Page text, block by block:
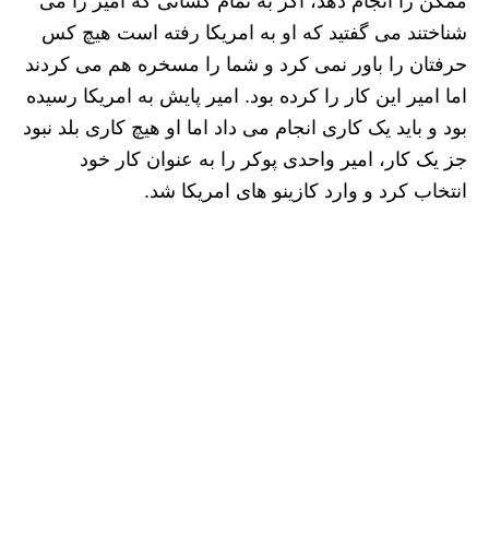
شناختند می گفتید که او به امریکا رفته است هیچ کس
حرفتان را باور نمی کرد و شما را مسخره هم می کردند
اما امیر این کار را کرده بود. امیر پایش به امریکا رسیده
بود و باید یک کاری انجام می داد اما او هیچ کاری بلد نبود
جز یک کار، امیر واحدی پوکر را به عنوان کار خود
انتخاب کرد و وارد کازینو های امریکا شد.